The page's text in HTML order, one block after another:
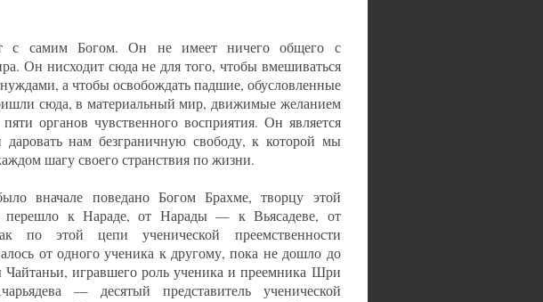
с самим Богом. Он не имеет ничего общего с
Он нисходит сюда не для того, чтобы вмешиваться
а чтобы освобождать падшие, обусловленные
сюда, в материальный мир, движимые желанием
органов чувственного восприятия. Он является
нам безграничную свободу, к которой мы
шагу своего странствия по жизни.
вначале поведано Богом Брахме, творцу этой
перешло к Нараде, от Нарады — к Вьясадеве, от
этой цепи ученической преемственности
от одного ученика к другому, пока не дошло до
игравшего роль ученика и преемника Шри
— десятый представитель ученической